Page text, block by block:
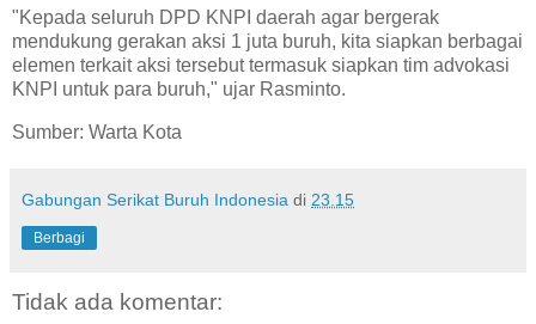
"Kepada seluruh DPD KNPI daerah agar bergerak
mendukung gerakan aksi 1 juta buruh, kita siapkan berbagai
elemen terkait aksi tersebut termasuk siapkan tim advokasi
KNPI untuk para buruh," ujar Rasminto.
Sumber: Warta Kota
Gabungan Serikat Buruh Indonesia di 23.15
Berbagi
Tidak ada komentar: